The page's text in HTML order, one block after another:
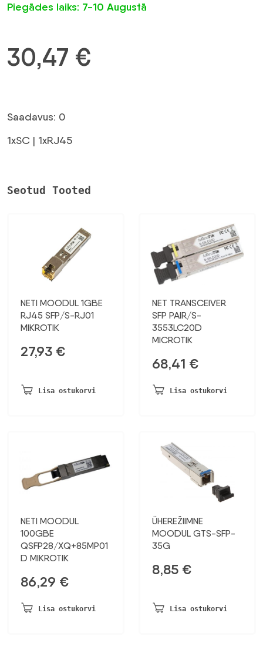
Piegādes laiks: 7-10 Augustā
30,47 €
Saadavus: 0
1xSC | 1xRJ45
Seotud Tooted
NETI MOODUL 1GBE
RJ45 SFP/S-RJ01
MIKROTIK
27,93 €
Lisa ostukorvi
NET TRANSCEIVER
SFP PAIR/S-
3553LC20D
MICROTIK
68,41 €
Lisa ostukorvi
NETI MOODUL
100GBE
QSFP28/XQ+85MP01
D MIKROTIK
86,29 €
Lisa ostukorvi
ÜHEREŽIIMNE
MOODUL GTS-SFP-
35G
8,85 €
Lisa ostukorvi